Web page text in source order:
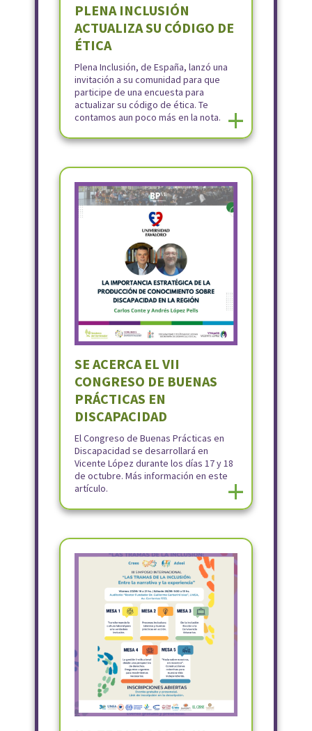
PLENA INCLUSIÓN
ACTUALIZA SU CÓDIGO DE
ÉTICA
Plena Inclusión, de España, lanzó una
invitación a su comunidad para que
participe de una encuesta para
actualizar su código de ética. Te
contamos aun poco más en la nota.
+
SE ACERCA EL VII
CONGRESO DE BUENAS
PRÁCTICAS EN
DISCAPACIDAD
El Congreso de Buenas Prácticas en
Discapacidad se desarrollará en
Vicente López durante los días 17 y 18
de octubre. Más información en este
artículo.
+